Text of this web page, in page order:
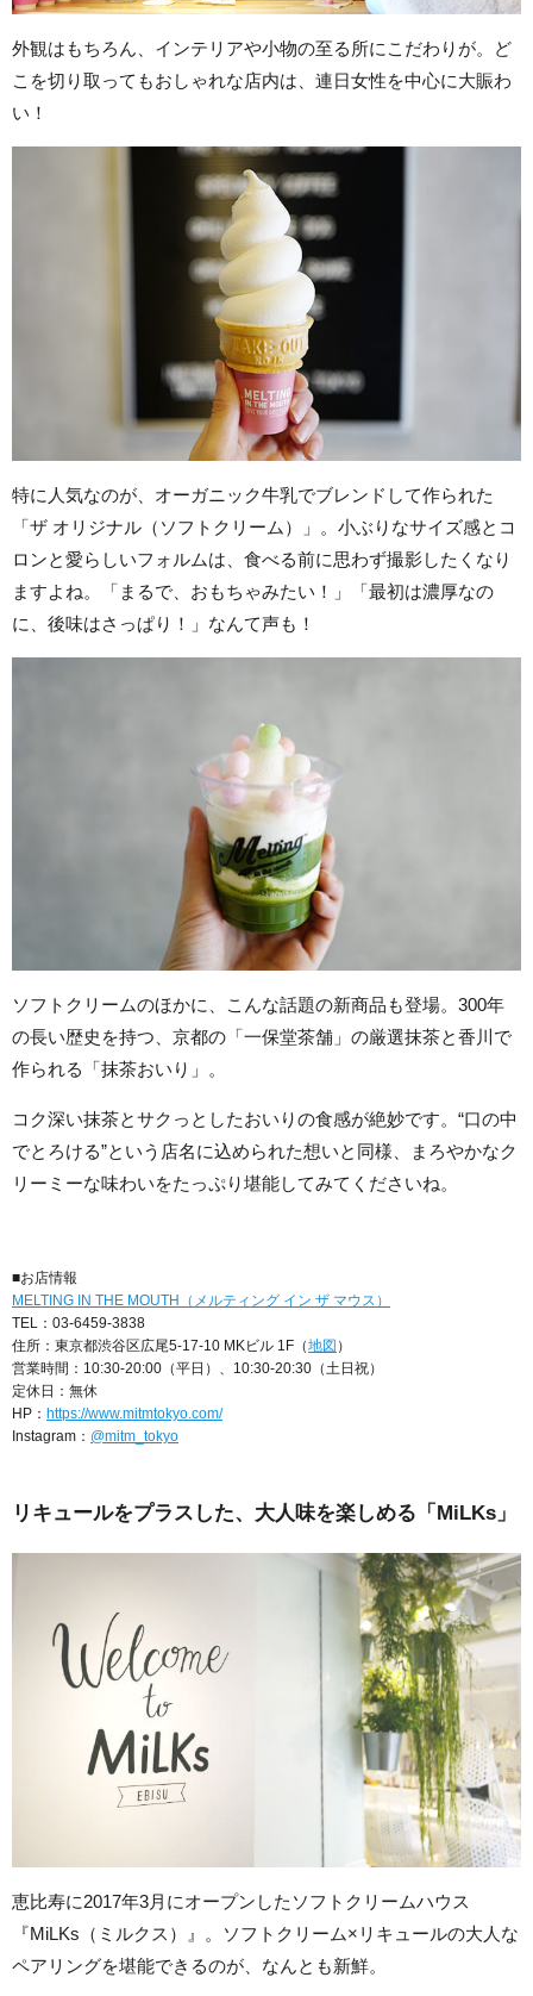
外観はもちろん、インテリアや小物の至る所にこだわりが。ど
こを切り取ってもおしゃれな店内は、連日女性を中心に大賑わ
い！
特に人気なのが、オーガニック牛乳でブレンドして作られた
「ザ オリジナル（ソフトクリーム）」。小ぶりなサイズ感とコ
ロンと愛らしいフォルムは、食べる前に思わず撮影したくなり
ますよね。「まるで、おもちゃみたい！」「最初は濃厚なの
に、後味はさっぱり！」なんて声も！
ソフトクリームのほかに、こんな話題の新商品も登場。300年
の長い歴史を持つ、京都の「一保堂茶舗」の厳選抹茶と香川で
作られる「抹茶おいり」。
コク深い抹茶とサクっとしたおいりの食感が絶妙です。“口の中
でとろける”という店名に込められた想いと同様、まろやかなク
リーミーな味わいをたっぷり堪能してみてくださいね。
■お店情報
MELTING IN THE MOUTH（メルティング イン ザ マウス）
TEL：03-6459-3838
住所：東京都渋谷区広尾5-17-10 MKビル 1F（地図 ）
営業時間：10:30-20:00（平日）、10:30-20:30（土日祝）
定休日：無休
HP： https://www.mitmtokyo.com/
Instagram： @mitm_tokyo
リキュールをプラスした、大人味を楽しめる「MiLKs」
恵比寿に2017年3月にオープンしたソフトクリームハウス
『MiLKs（ミルクス）』。ソフトクリーム×リキュールの大人な
ペアリングを堪能できるのが、なんとも新鮮。